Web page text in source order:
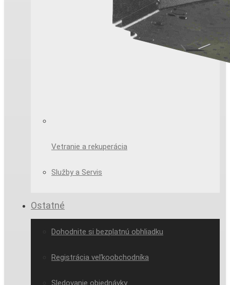
Vetranie a rekuperácia
Služby a Servis
Ostatné
Dohodnite si bezplatnú obhliadku
Registrácia veľkoobchodníka
Sledovanie objednávky